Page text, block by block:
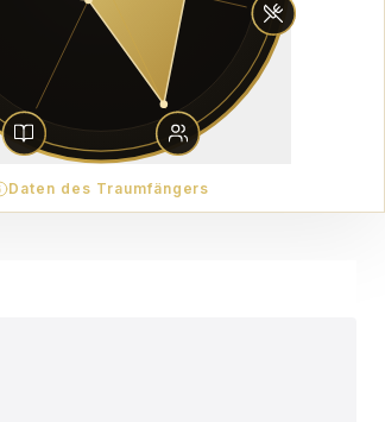
Daten des Traumfängers